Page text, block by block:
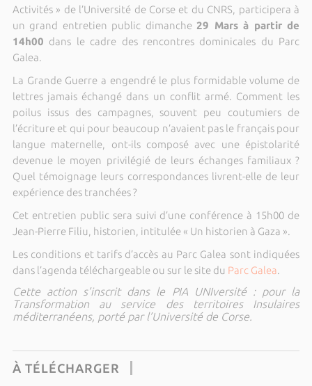
Activités » de l’Université de Corse et du CNRS, participera à
un grand entretien public dimanche 29 Mars à partir de
14h00 dans le cadre des rencontres dominicales du Parc
Galea.
La Grande Guerre a engendré le plus formidable volume de
lettres jamais échangé dans un conflit armé. Comment les
poilus issus des campagnes, souvent peu coutumiers de
l’écriture et qui pour beaucoup n’avaient pas le français pour
langue maternelle, ont-ils composé avec une épistolarité
devenue le moyen privilégié de leurs échanges familiaux ?
Quel témoignage leurs correspondances livrent-elle de leur
expérience des tranchées ?
Cet entretien public sera suivi d’une conférence à 15h00 de
Jean-Pierre Filiu, historien, intitulée « Un historien à Gaza ».
Les conditions et tarifs d’accès au Parc Galea sont indiquées
dans l’agenda téléchargeable ou sur le site du Parc Galea.
Cette action s’inscrit dans le PIA UNIversité : pour la
Transformation au service des territoires Insulaires
méditerranéens, porté par l’Université de Corse.
À TÉLÉCHARGER